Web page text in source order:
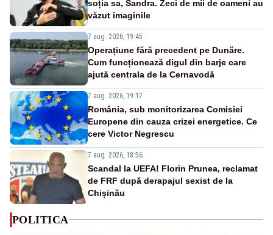
soția sa, Sandra. Zeci de mii de oameni au
văzut imaginile
7 aug. 2026, 19:45
Operațiune fără precedent pe Dunăre.
Cum funcționează digul din barje care
ajută centrala de la Cernavodă
7 aug. 2026, 19:17
România, sub monitorizarea Comisiei
Europene din cauza crizei energetice. Ce
cere Victor Negrescu
7 aug. 2026, 18:56
Scandal la UEFA! Florin Prunea, reclamat
de FRF după derapajul sexist de la
Chișinău
POLITICA